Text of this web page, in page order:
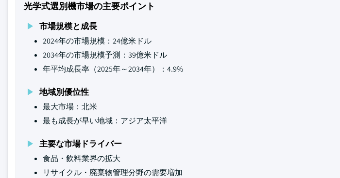
光学式選別機市場の主要ポイント
市場規模と成長
2024年の市場規模：24億米ドル
2034年の市場規模予測：39億米ドル
年平均成長率（2025年～2034年）：4.9%
地域別優位性
最大市場：北米
最も成長が早い地域：アジア太平洋
主要な市場ドライバー
食品・飲料業界の拡大
リサイクル・廃棄物管理分野の需要増加